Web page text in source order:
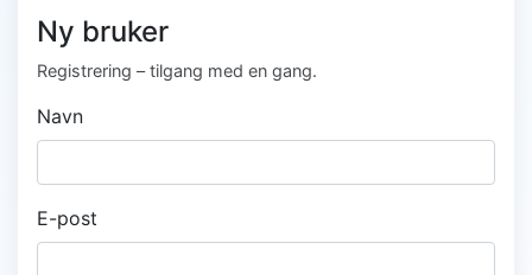
Ny bruker
Registrering – tilgang med en gang.
Navn
E-post